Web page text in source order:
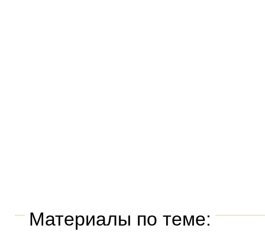
Материалы по теме: